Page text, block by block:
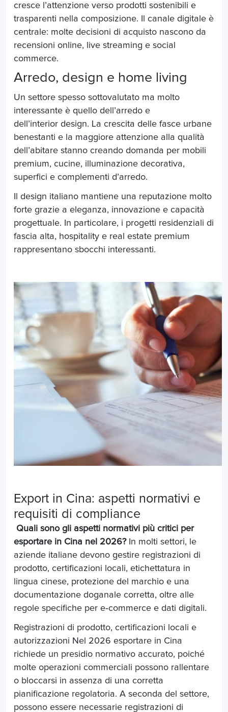
cresce l’attenzione verso prodotti sostenibili e
trasparenti nella composizione. Il canale digitale è
centrale: molte decisioni di acquisto nascono da
recensioni online, live streaming e social
commerce.
Arredo, design e home living
Un settore spesso sottovalutato ma molto
interessante è quello dell’arredo e
dell’interior design. La crescita delle fasce urbane
benestanti e la maggiore attenzione alla qualità
dell’abitare stanno creando domanda per mobili
premium, cucine, illuminazione decorativa,
superfici e complementi d’arredo.
Il design italiano mantiene una reputazione molto
forte grazie a eleganza, innovazione e capacità
progettuale. In particolare, i progetti residenziali di
fascia alta, hospitality e real estate premium
rappresentano sbocchi interessanti.
Export in Cina: aspetti normativi e
requisiti di compliance
Quali sono gli aspetti normativi più critici per
esportare in Cina nel 2026? In molti settori, le
aziende italiane devono gestire registrazioni di
prodotto, certificazioni locali, etichettatura in
lingua cinese, protezione del marchio e una
documentazione doganale corretta, oltre alle
regole specifiche per e‑commerce e dati digitali.
Registrazioni di prodotto, certificazioni locali e
autorizzazioni Nel 2026 esportare in Cina
richiede un presidio normativo accurato, poiché
molte operazioni commerciali possono rallentare
o bloccarsi in assenza di una corretta
pianificazione regolatoria. A seconda del settore,
possono essere necessarie registrazioni di